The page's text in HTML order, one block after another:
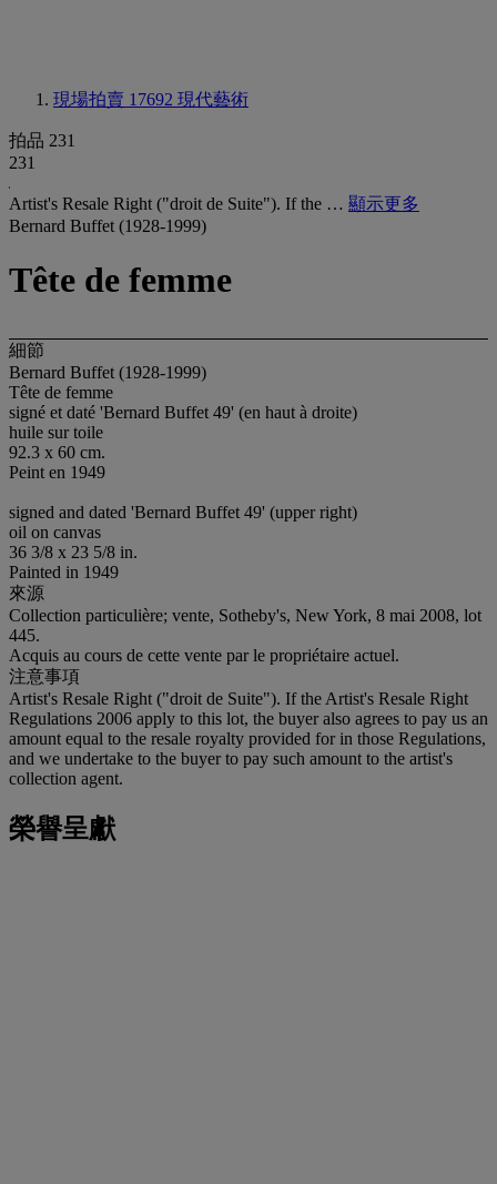
現場拍賣 17692 現代藝術
拍品 231
231
Artist's Resale Right ("droit de Suite"). If the … 顯示更多
Bernard Buffet (1928-1999)
Tête de femme
細節
Bernard Buffet (1928-1999)
Tête de femme
signé et daté 'Bernard Buffet 49' (en haut à droite)
huile sur toile
92.3 x 60 cm.
Peint en 1949
signed and dated 'Bernard Buffet 49' (upper right)
oil on canvas
36 3/8 x 23 5/8 in.
Painted in 1949
來源
Collection particulière; vente, Sotheby's, New York, 8 mai 2008, lot
445.
Acquis au cours de cette vente par le propriétaire actuel.
注意事項
Artist's Resale Right ("droit de Suite"). If the Artist's Resale Right
Regulations 2006 apply to this lot, the buyer also agrees to pay us an
amount equal to the resale royalty provided for in those Regulations,
and we undertake to the buyer to pay such amount to the artist's
collection agent.
榮譽呈獻